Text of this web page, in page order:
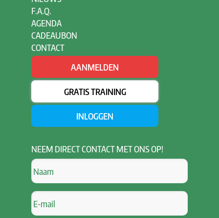
F.A.Q.
AGENDA
CADEAUBON
CONTACT
AANMELDEN
GRATIS TRAINING
INLOGGEN
NEEM DIRECT CONTACT MET ONS OP!